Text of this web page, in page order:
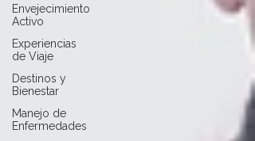
Envejecimiento
Activo
Experiencias
de Viaje
Destinos y
Bienestar
Manejo de
Enfermedades